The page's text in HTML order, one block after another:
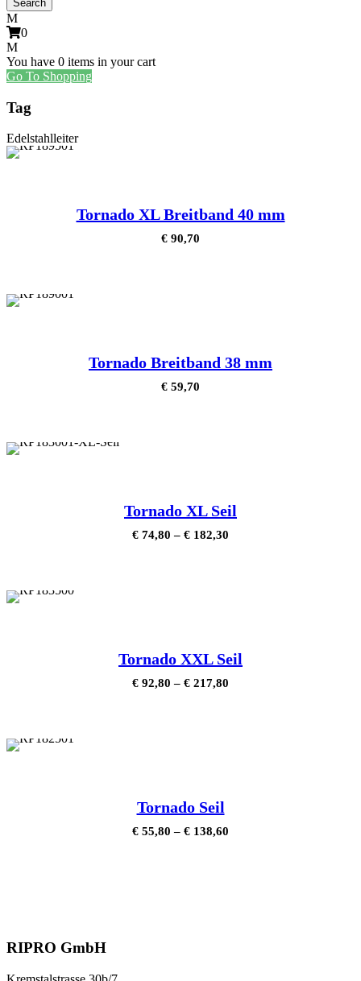
0
You have 0 items in your cart
Go To Shopping
Tag
Edelstahlleiter
Tornado XL Breitband 40 mm
€ 90,70
Tornado Breitband 38 mm
€ 59,70
Tornado XL Seil
€ 74,80 – € 182,30
Tornado XXL Seil
€ 92,80 – € 217,80
Tornado Seil
€ 55,80 – € 138,60
RIPRO GmbH